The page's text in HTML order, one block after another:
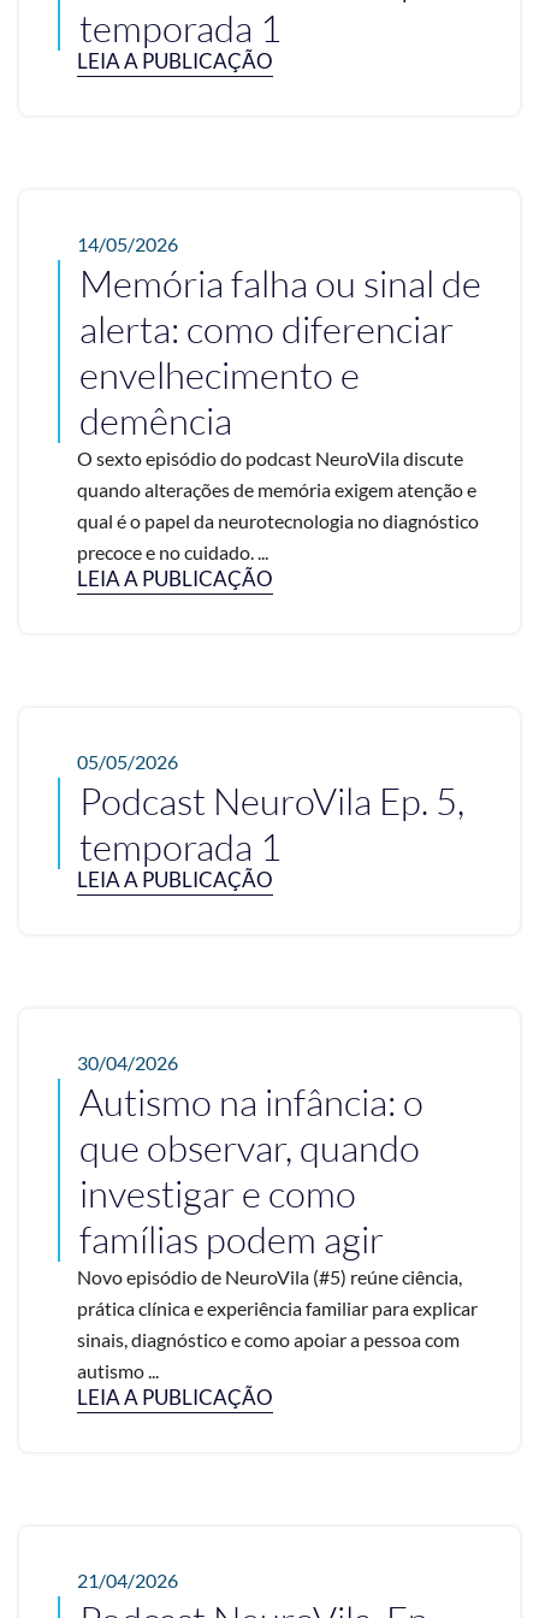
temporada 1
LEIA A PUBLICAÇÃO
14/05/2026
Memória falha ou sinal de
alerta: como diferenciar
envelhecimento e
demência
O sexto episódio do podcast NeuroVila discute
quando alterações de memória exigem atenção e
qual é o papel da neurotecnologia no diagnóstico
precoce e no cuidado. ...
LEIA A PUBLICAÇÃO
05/05/2026
Podcast NeuroVila Ep. 5,
temporada 1
LEIA A PUBLICAÇÃO
30/04/2026
Autismo na infância: o
que observar, quando
investigar e como
famílias podem agir
Novo episódio de NeuroVila (#5) reúne ciência,
prática clínica e experiência familiar para explicar
sinais, diagnóstico e como apoiar a pessoa com
autismo ...
LEIA A PUBLICAÇÃO
21/04/2026